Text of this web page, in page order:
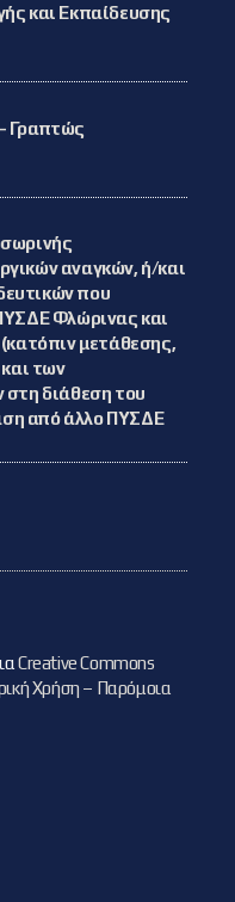
και Εκπαίδευσης
Γραπτώς
αναγκών, ή/και
που
Φλώρινας και
μετάθεσης,
των
στη διάθεση του
από άλλο ΠΥΣΔΕ
Creative Commons
Χρήση – Παρόμοια